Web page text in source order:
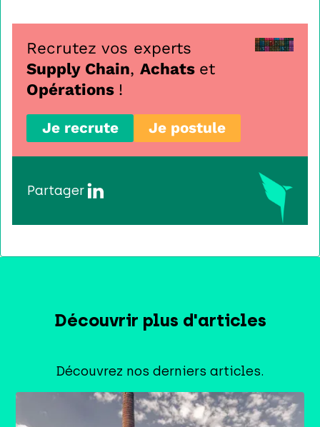
Recrutez vos experts
Supply Chain, Achats et
Opérations !
Je recrute Je postule
Partager
Découvrir plus d'articles
Découvrez nos derniers articles.